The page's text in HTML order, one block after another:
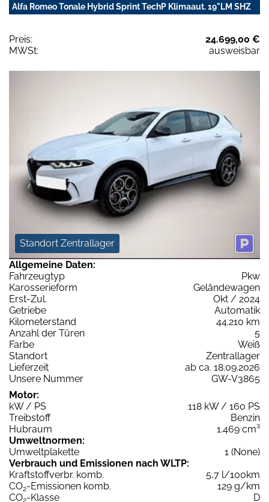
Alfa Romeo Tonale Hybrid Sprint TechP Klimaaut. 19"LM SHZ
Preis:
24.699,00 €
MWSt:
ausweisbar
Standort Zentrallager
Allgemeine Daten:
Fahrzeugtyp
Pkw
Karosserieform
Geländewagen
Erst-Zul.
Okt / 2024
Getriebe
Automatik
Kilometerstand
44.210 km
Anzahl der Türen
5
Farbe
Weiß
Standort
Zentrallager
Lieferzeit
ab ca. 18.09.2026
Unsere Nummer
GW-V3865
Motor:
kW / PS
118 kW / 160 PS
Treibstoff
Benzin
Hubraum
1.469 cm³
Umweltnormen:
Umweltplakette
1 (None)
Verbrauch und Emissionen nach WLTP:
Kraftstoffverbr. komb.
5,7 l/100km
CO2-Emissionen komb.
129 g/km
CO2-Klasse D